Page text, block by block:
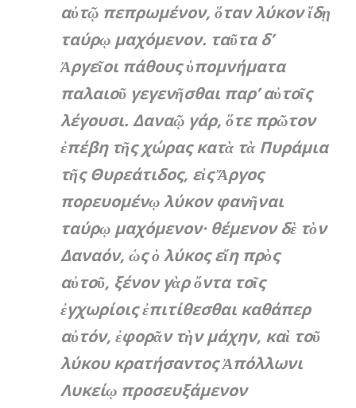
αὐτῷ πεπρωμένον, ὅταν λύκον ἴδῃ
ταύρῳ μαχόμενον. ταῦτα δ’
Ἀργεῖοι πάθους ὑπομνήματα
παλαιοῦ γεγενῆσθαι παρ’ αὐτοῖς
λέγουσι. Δαναῷ γάρ, ὅτε πρῶτον
ἐπέβη τῆς χώρας κατὰ τὰ Πυράμια
τῆς Θυρεάτιδος, εἰς Ἄργος
πορευομένῳ λύκον φανῆναι
ταύρῳ μαχόμενον· θέμενον δὲ τὸν
Δαναόν, ὡς ὁ λύκος εἴη πρὸς
αὐτοῦ, ξένον γὰρ ὄντα τοῖς
ἐγχωρίοις ἐπιτίθεσθαι καθάπερ
αὐτόν, ἐφορᾶν τὴν μάχην, καὶ τοῦ
λύκου κρατήσαντος Ἀπόλλωνι
Λυκείῳ προσευξάμενον